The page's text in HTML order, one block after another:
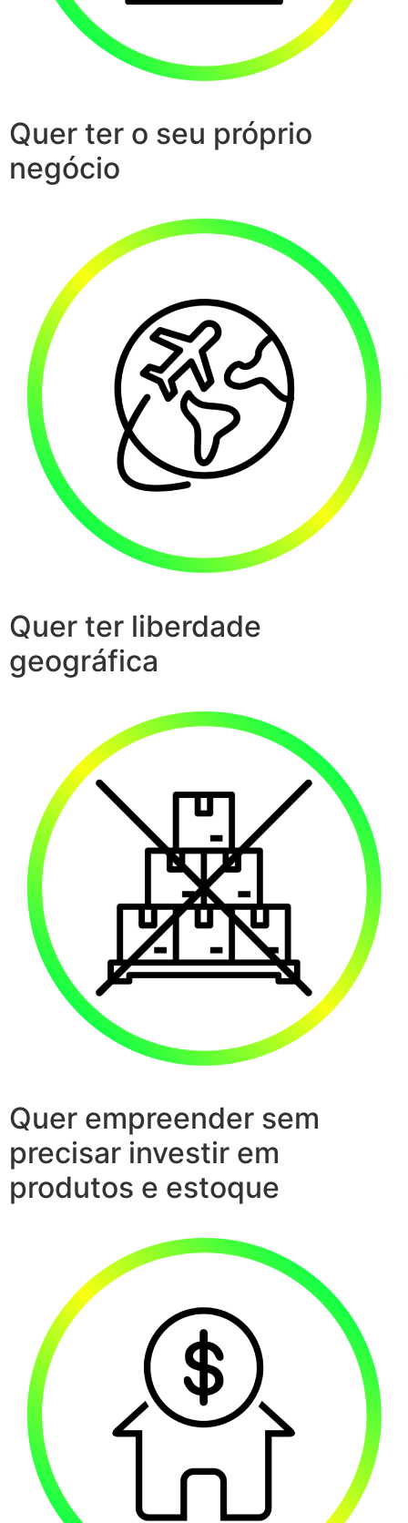
Quer ter o seu próprio
negócio
Quer ter liberdade
geográfica
Quer empreender sem
precisar investir em
produtos e estoque